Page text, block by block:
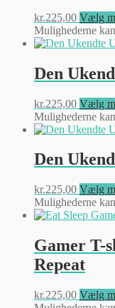
kr.225,00 Vælg
Mulighederne
Den
kr.225,00 Vælg
Mulighederne
Den
kr.225,00 Vælg
Mulighederne
Gamer T-
Repeat
kr.225,00 Vælg